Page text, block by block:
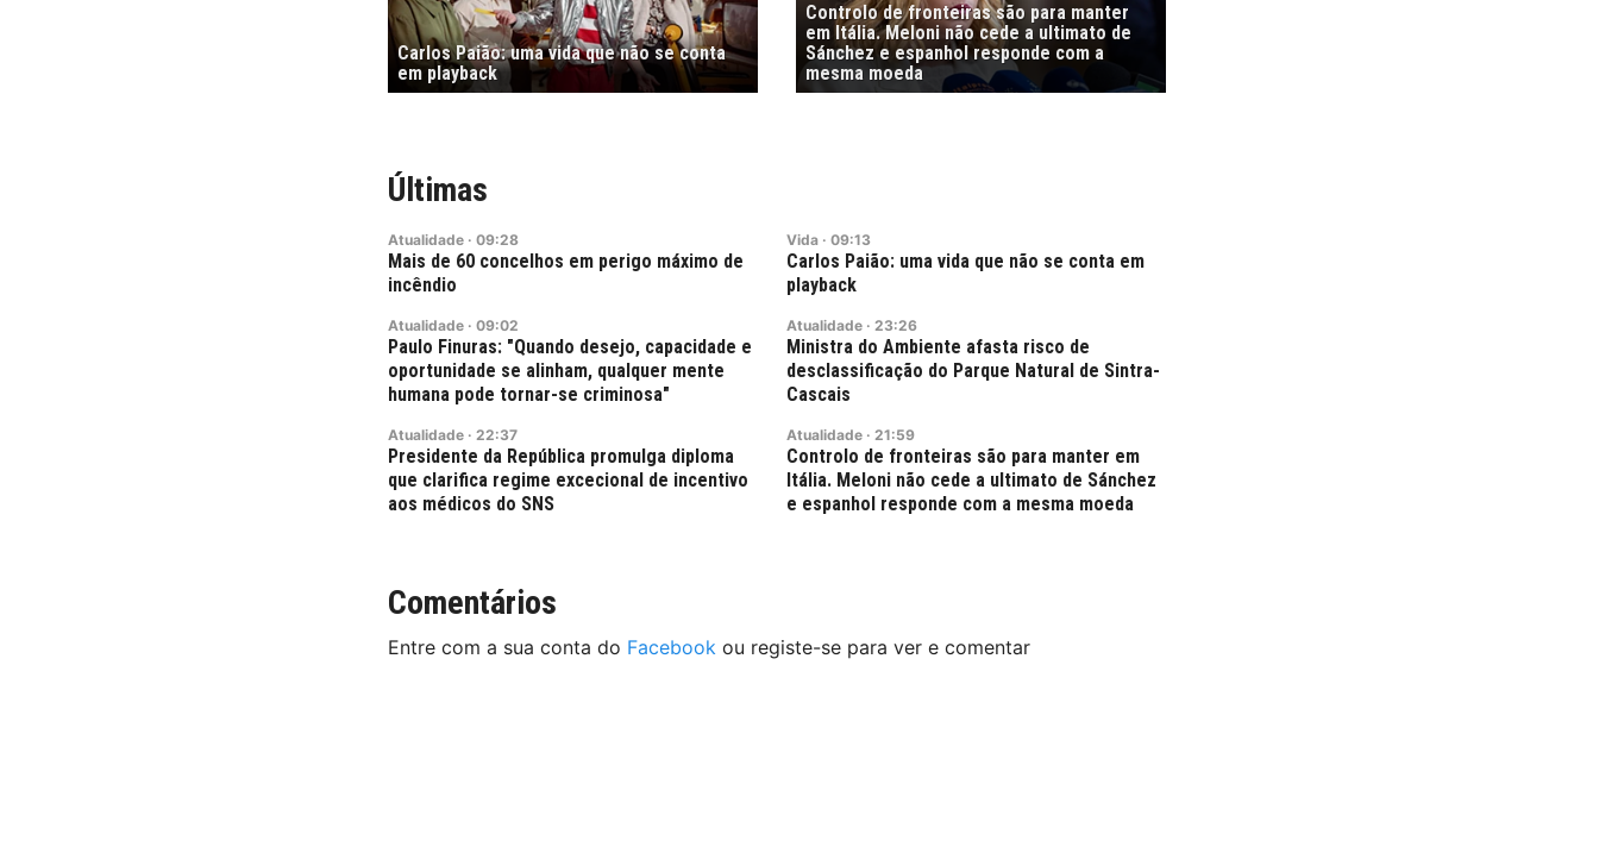
Carlos Paião: uma vida que não se conta
em playback
Controlo de fronteiras são para manter
em Itália. Meloni não cede a ultimato de
Sánchez e espanhol responde com a
mesma moeda
Últimas
Atualidade · 09:28
Mais de 60 concelhos em perigo máximo de
incêndio
Vida · 09:13
Carlos Paião: uma vida que não se conta em
playback
Atualidade · 09:02
Paulo Finuras: "Quando desejo, capacidade e
oportunidade se alinham, qualquer mente
humana pode tornar-se criminosa"
Atualidade · 23:26
Ministra do Ambiente afasta risco de
desclassificação do Parque Natural de Sintra-
Cascais
Atualidade · 22:37
Presidente da República promulga diploma
que clarifica regime excecional de incentivo
aos médicos do SNS
Atualidade · 21:59
Controlo de fronteiras são para manter em
Itália. Meloni não cede a ultimato de Sánchez
e espanhol responde com a mesma moeda
Comentários
Entre com a sua conta do Facebook ou registe-se para ver e comentar